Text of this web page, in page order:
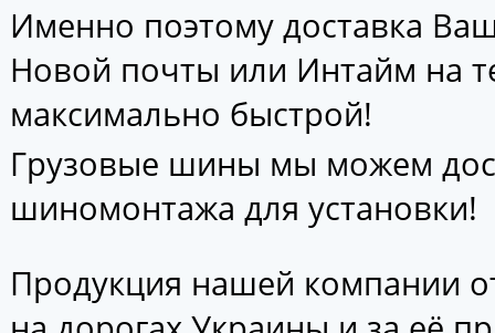
Именно поэтому доставка
Новой почты или Интайм на
максимально быстрой!
Грузовые шины мы можем
шиномонтажа для установки!
Продукция нашей компании